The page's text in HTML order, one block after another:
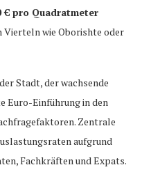
€ pro Quadratmeter
Vierteln wie Oborishte oder
Stadt, der wachsende
Euro-Einführung in den
Zentrale
aufgrund
Fachkräften und Expats.